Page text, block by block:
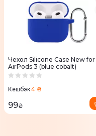
Чехол Silicone Case New for
AirPods 3 (blue cobalt)
Кешбэк4 ₴
99₴